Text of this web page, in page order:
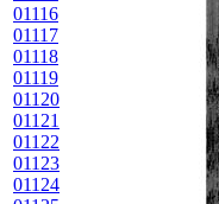
01116
01117
01118
01119
01120
01121
01122
01123
01124